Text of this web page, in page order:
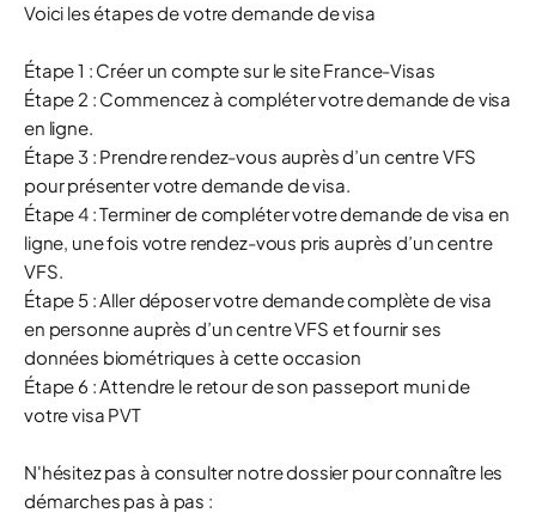
Voici les étapes de votre demande de visa
Étape 1 : Créer un compte sur le site France-Visas
Étape 2 : Commencez à compléter votre demande de visa
en ligne.
Étape 3 : Prendre rendez-vous auprès d’un centre VFS
pour présenter votre demande de visa.
Étape 4 : Terminer de compléter votre demande de visa en
ligne, une fois votre rendez-vous pris auprès d’un centre
VFS.
Étape 5 : Aller déposer votre demande complète de visa
en personne auprès d’un centre VFS et fournir ses
données biométriques à cette occasion
Étape 6 : Attendre le retour de son passeport muni de
votre visa PVT
N'hésitez pas à consulter notre dossier pour connaître les
démarches pas à pas :